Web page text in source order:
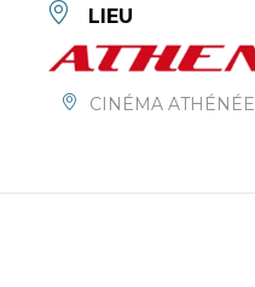
LIEU
CINÉMA ATHÉNÉE